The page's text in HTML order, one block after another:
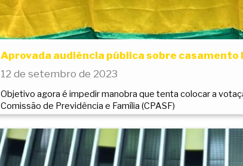
Aprovada audiência pública sobre casamento
12 de setembro de 2023
Objetivo agora é impedir manobra que tenta colocar a
Comissão de Previdência e Família (CPASF)